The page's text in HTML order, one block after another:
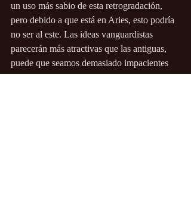
un uso más sabio de esta retrogradación,
pero debido a que está en Aries, esto podría
no ser al este. Las ideas vanguardistas
parecerán más atractivas que las antiguas,
puede que seamos demasiado impacientes
con los detalles y que, con las prisas,